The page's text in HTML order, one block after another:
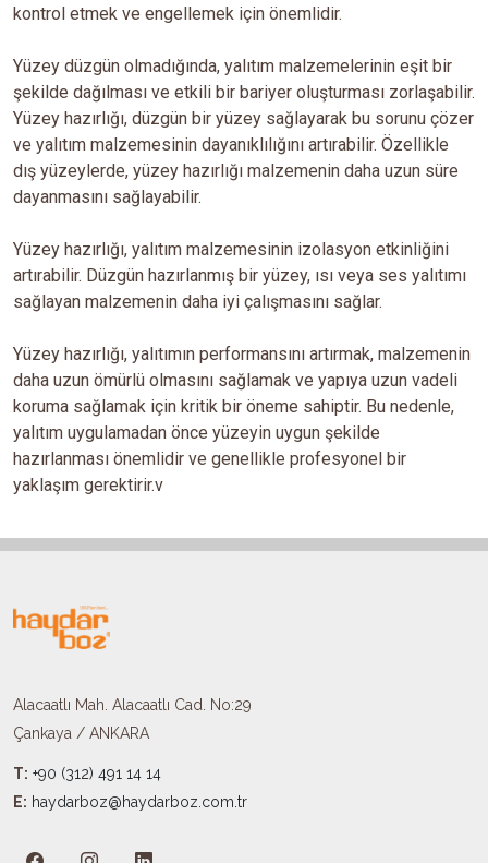
kontrol etmek ve engellemek için önemlidir.
Yüzey düzgün olmadığında, yalıtım malzemelerinin eşit bir
şekilde dağılması ve etkili bir bariyer oluşturması zorlaşabilir.
Yüzey hazırlığı, düzgün bir yüzey sağlayarak bu sorunu çözer
ve yalıtım malzemesinin dayanıklılığını artırabilir. Özellikle
dış yüzeylerde, yüzey hazırlığı malzemenin daha uzun süre
dayanmasını sağlayabilir.
Yüzey hazırlığı, yalıtım malzemesinin izolasyon etkinliğini
artırabilir. Düzgün hazırlanmış bir yüzey, ısı veya ses yalıtımı
sağlayan malzemenin daha iyi çalışmasını sağlar.
Yüzey hazırlığı, yalıtımın performansını artırmak, malzemenin
daha uzun ömürlü olmasını sağlamak ve yapıya uzun vadeli
koruma sağlamak için kritik bir öneme sahiptir. Bu nedenle,
yalıtım uygulamadan önce yüzeyin uygun şekilde
hazırlanması önemlidir ve genellikle profesyonel bir
yaklaşım gerektirir.v
Alacaatlı Mah. Alacaatlı Cad. No:29
Çankaya / ANKARA
T: +90 (312) 491 14 14
E: haydarboz@haydarboz.com.tr​